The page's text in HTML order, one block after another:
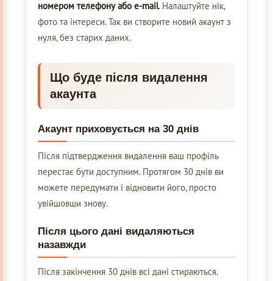
номером телефону або e-mail. Налаштуйте нік,
фото та інтереси. Так ви створите новий акаунт з
нуля, без старих даних.
Що буде після видалення
акаунта
Акаунт приховується на 30 днів
Після підтвердження видалення ваш профіль
перестає бути доступним. Протягом 30 днів ви
можете передумати і відновити його, просто
увійшовши знову.
Після цього дані видаляються
назавжди
Після закінчення 30 днів всі дані стираються.